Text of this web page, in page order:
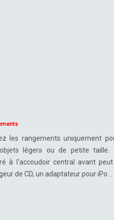
les rangements uniquement
légers ou de petite taille.
à l'accoudoir central avant
de CD, un adaptateur pour iPo ...